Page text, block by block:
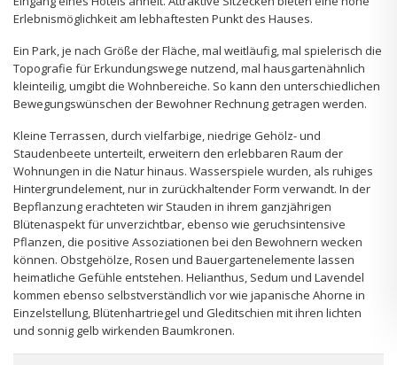
Erlebnismöglichkeit am lebhaftesten Punkt des Hauses.
Ein Park, je nach Größe der Fläche, mal weitläufig, mal spielerisch die
Topografie für Erkundungswege nutzend, mal hausgartenähnlich
kleinteilig, umgibt die Wohnbereiche. So kann den unterschiedlichen
Bewegungswünschen der Bewohner Rechnung getragen werden.
Kleine Terrassen, durch vielfarbige, niedrige Gehölz- und
Staudenbeete unterteilt, erweitern den erlebbaren Raum der
Wohnungen in die Natur hinaus. Wasserspiele wurden, als ruhiges
Hintergrundelement, nur in zurückhaltender Form verwandt. In der
Bepflanzung erachteten wir Stauden in ihrem ganzjährigen
Blütenaspekt für unverzichtbar, ebenso wie geruchsintensive
Pflanzen, die positive Assoziationen bei den Bewohnern wecken
können. Obstgehölze, Rosen und Bauergartenelemente lassen
heimatliche Gefühle entstehen. Helianthus, Sedum und Lavendel
kommen ebenso selbstverständlich vor wie japanische Ahorne in
Einzelstellung, Blütenhartriegel und Gleditschien mit ihren lichten
und sonnig gelb wirkenden Baumkronen.